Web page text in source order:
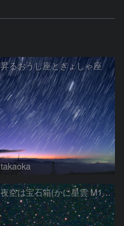
昇るおうし座とぎょしゃ座
takaoka
夜空は宝石箱(かに星雲 M1) Seestar50